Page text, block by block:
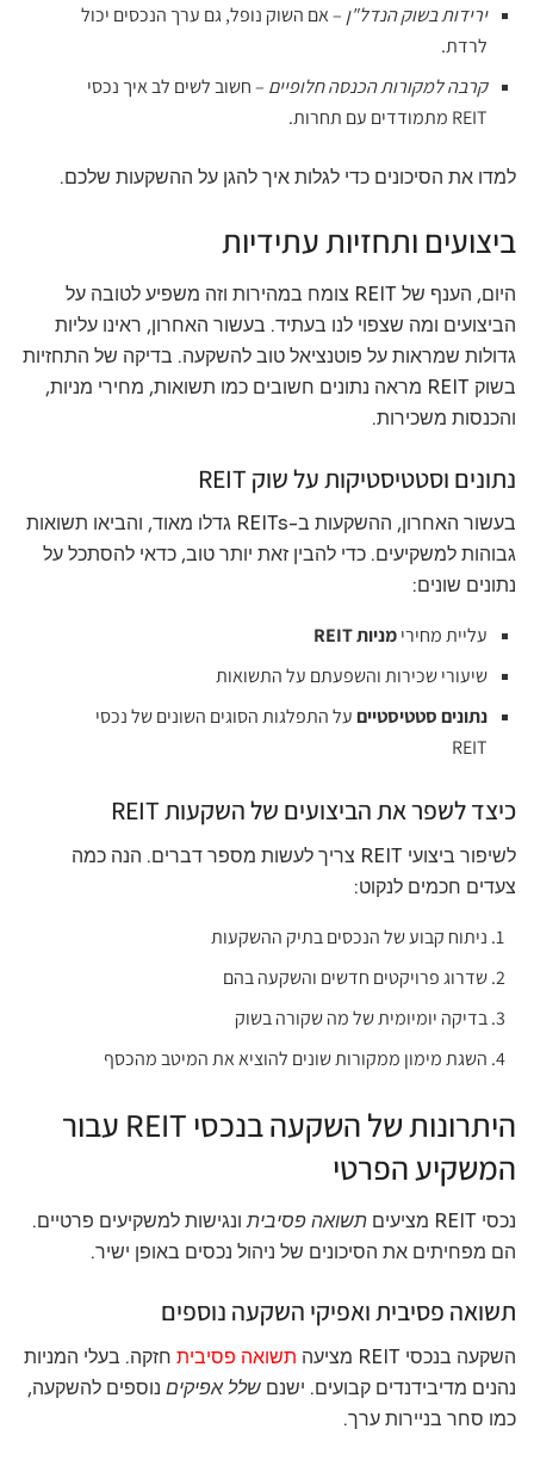
ירידות בשוק הנדל"ן – אם השוק נופל, גם ערך הנכסים יכול
לרדת.
קרבה למקורות הכנסה חלופיים – חשוב לשים לב איך נכסי
REIT מתמודדים עם תחרות.
למדו את הסיכונים כדי לגלות איך להגן על ההשקעות שלכם.
ביצועים ותחזיות עתידיות
היום, הענף של REIT צומח במהירות וזה משפיע לטובה על
הביצועים ומה שצפוי לנו בעתיד. בעשור האחרון, ראינו עליות
גדולות שמראות על פוטנציאל טוב להשקעה. בדיקה של התחזיות
בשוק REIT מראה נתונים חשובים כמו תשואות, מחירי מניות,
והכנסות משכירות.
נתונים וסטטיסטיקות על שוק REIT
בעשור האחרון, ההשקעות ב-REITs גדלו מאוד, והביאו תשואות
גבוהות למשקיעים. כדי להבין זאת יותר טוב, כדאי להסתכל על
נתונים שונים:
עליית מחירימניות REIT
שיעורי שכירות והשפעתם על התשואות
נתונים סטטיסטייםעל התפלגות הסוגים השונים של נכסי
REIT
כיצד לשפר את הביצועים של השקעות REIT
לשיפור ביצועי REIT צריך לעשות מספר דברים. הנה כמה
צעדים חכמים לנקוט:
ניתוח קבוע של הנכסים בתיק ההשקעות
שדרוג פרויקטים חדשים והשקעה בהם
בדיקה יומיומית של מה שקורה בשוק
השגת מימון ממקורות שונים להוציא את המיטב מהכסף
היתרונות של השקעה בנכסי REIT עבור
המשקיע הפרטי
נכסי REIT מציעים תשואה פסיביתונגישות למשקיעים פרטיים.
הם מפחיתים את הסיכונים של ניהול נכסים באופן ישיר.
תשואה פסיבית ואפיקי השקעה נוספים
השקעה בנכסי REIT מציעה תשואה פסיבית חזקה. בעלי המניות
נהנים מדיבידנדים קבועים. ישנם שלל אפיקים נוספים להשקעה,
כמו סחר בניירות ערך.